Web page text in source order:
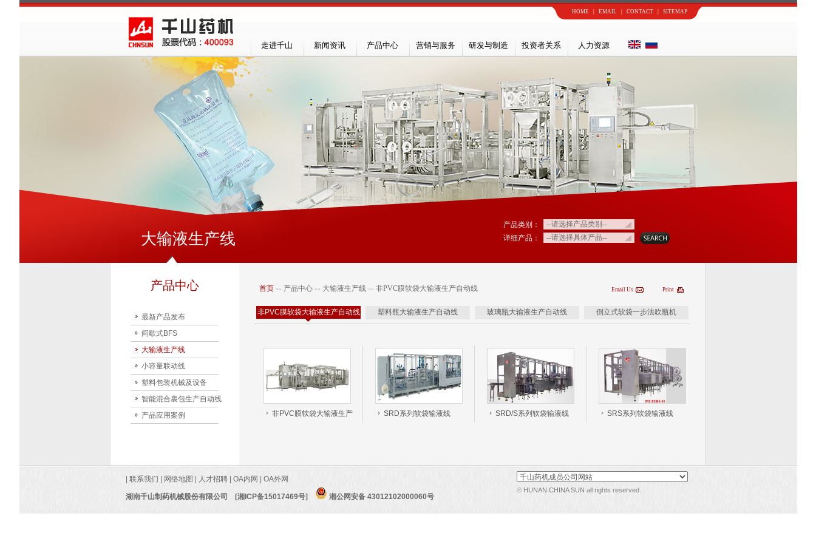
HOME EMAIL CONTACT SITEMAP
走进千山 新闻资讯 产品中心 营销与服务 研发与制造 投资者关系 人力资源
大输液生产线
产品类别：
--请选择产品类别--
详细产品：
--请选择具体产品--
产品中心
最新产品发布
间歇式BFS
大输液生产线
小容量联动线
塑料包装机械及设备
智能混合裹包生产自动线
产品应用案例
首页 >> 产品中心 >> 大输液生产线 >> 非PVC膜软袋大输液生产自动线 Email Us Print
非PVC膜软袋大输液生产自动线 塑料瓶大输液生产自动线 玻璃瓶大输液生产自动线 倒立式软袋一步法吹瓶机
非PVC膜软袋大输液生产 SRD系列软袋输液线 SRD/S系列软袋输液线 SRS系列软袋输液线
联系我们 网络地图 人才招聘| OA内网 OA外网
湖南千山制药机械股份有限公司 [湘ICP备15017469号] 湘公网安备 43012102000060号
© HUNAN CHINA SUN all rights reserved.